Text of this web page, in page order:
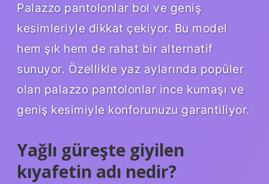
Palazzo pantolonlar bol ve geniş
kesimleriyle dikkat çekiyor. Bu model
hem şık hem de rahat bir alternatif
sunuyor. Özellikle yaz aylarında popüler
olan palazzo pantolonlar ince kumaşı ve
geniş kesimiyle konforunuzu garantiliyor.
Yağlı güreşte giyilen
kıyafetin adı nedir?